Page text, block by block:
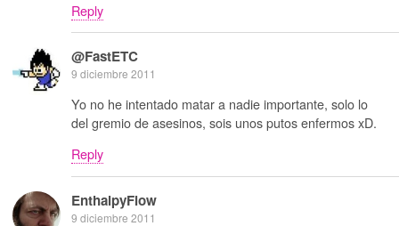
Reply
@FastETC
9 diciembre 2011
Yo no he intentado matar a nadie importante, solo lo
del gremio de asesinos, sois unos putos enfermos xD.
Reply
EnthalpyFlow
9 diciembre 2011